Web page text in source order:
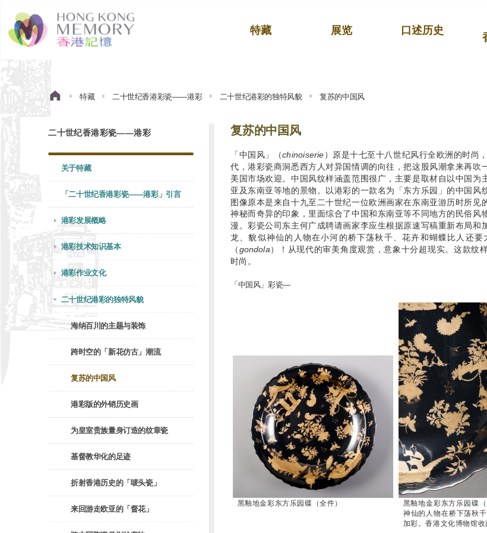
特藏 展览 口述历史
特藏 二十世纪香港彩瓷——港彩 二十世纪港彩的独特风貌 复苏的中国风
二十世纪香港彩瓷——港彩
关于特藏
「二十世纪香港彩瓷——港彩」引言
港彩发展概略
港彩技术知识基本
港彩作业文化
二十世纪港彩的独特风貌
海纳百川的主题与装饰
跨时空的「新花仿古」潮流
复苏的中国风
港彩版的外销历史画
为皇室贵族量身订造的纹章瓷
基督教华化的足迹
折射香港历史的「唛头瓷」
来回游走欧亚的「督花」
复苏的中国风
「中国风」（chinoiserie）原是十七至十八世纪风行全欧洲的时尚
代，港彩瓷商洞悉西方人对异国情调的向往，把这股风潮拿来再吹
美国市场欢迎。中国风纹样涵盖范围很广，主要是取材自以中国为
亚及东南亚等地的景物。以港彩的一款名为「东方乐园」的中国风
图像原本是来自十九至二十世纪一位欧洲画家在东南亚游历时所见
神秘而奇异的印象，里面综合了中国和东南亚等不同地方的民俗风
漫。彩瓷公司东主何广成聘请画家李应生根据原速写稿重新布局和
龙、貌似神仙的人物在小河的桥下荡秋千、花卉和蝴蝶比人还
（gondola）！从现代的审美角度观赏，意象十分超现实。这款纹
时尚。
「中国风」彩瓷—
黑釉地金彩东方乐园碟（全件）
黑釉地金彩东方乐园碟
神仙的人物在桥下荡秋
加彩。香港文化博物馆收